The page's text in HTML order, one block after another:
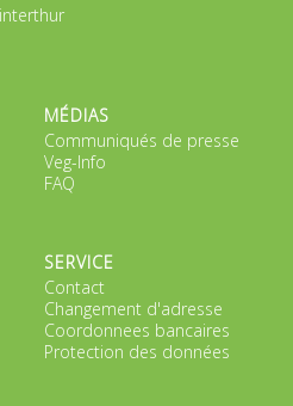
MÉDIAS
Communiqués de presse
Veg-Info
FAQ
SERVICE
Contact
Changement d'adresse
Coordonnees bancaires
Protection des données